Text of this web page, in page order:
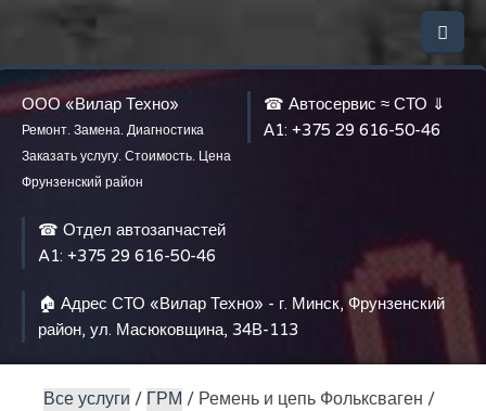
ООО «Вилар Техно»
Ремонт. Замена. Диагностика
Заказать услугу. Стоимость. Цена
Фрунзенский район
☎ Автосервис ≈ СТО ⇓
А1: +375 29 616-50-46
☎ Отдел автозапчастей
A1: +375 29 616-50-46
🏠 Адрес СТО «Вилар Техно» - г. Минск, Фрунзенский
район, ул. Масюковщина, 34В-113
Все услуги / ГРМ / Ремень и цепь Фольксваген /